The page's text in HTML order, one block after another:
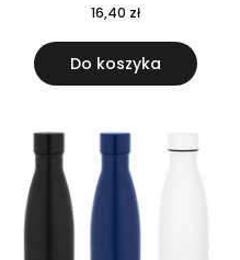
16,40 zł
Do koszyka